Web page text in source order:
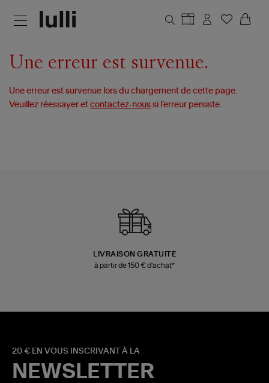
Une erreur est survenue.
Une erreur est survenue lors du chargement de cette page.
Veuillez réessayer etcontactez-nous si l’erreur persiste.
LIVRAISON GRATUITE
à partir de 150 € d'achat*
20 € EN VOUS INSCRIVANT À LA
NEWSLETTER